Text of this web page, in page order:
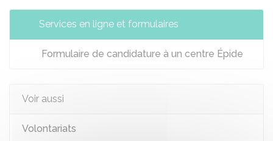
Services en ligne et formulaires
Formulaire de candidature à un centre Épide
Voir aussi
Volontariats